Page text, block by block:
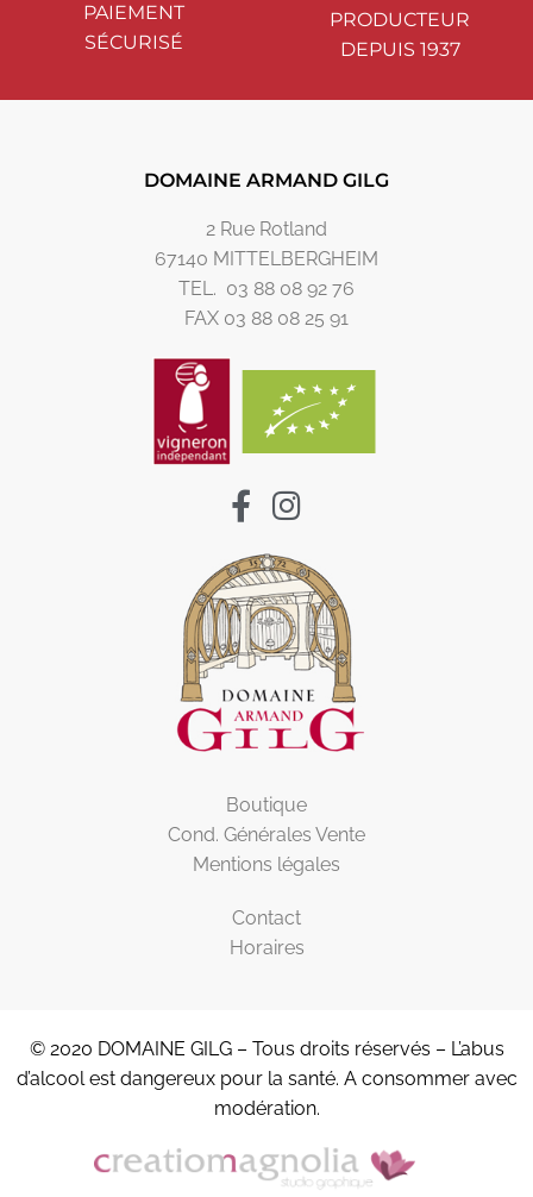
PAIEMENT
SÉCURISÉ
PRODUCTEUR
DEPUIS 1937
DOMAINE ARMAND GILG
2 Rue Rotland
67140 MITTELBERGHEIM
TEL. 03 88 08 92 76
FAX 03 88 08 25 91
Boutique
Cond. Générales Vente
Mentions légales
Contact
Horaires
© 2020 DOMAINE GILG – Tous droits réservés – L’abus
d’alcool est dangereux pour la santé. A consommer avec
modération.